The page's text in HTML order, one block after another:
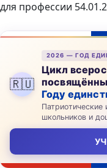
для профессии
🇷🇺
2026 — ГОД
Цикл
Году
Патриотические
школьников и